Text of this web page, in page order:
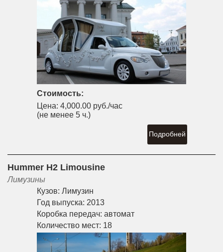
Стоимость:
Цена: 4,000.00 руб./час
(не менее 5 ч.)
Подробней
Hummer H2 Limousine
Лимузины
Кузов: Лимузин
Год выпуска: 2013
Коробка передач: автомат
Количество мест: 18